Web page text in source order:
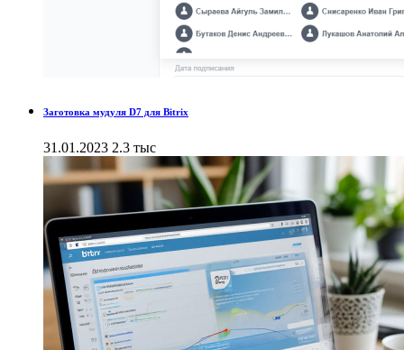
Заготовка мудуля D7 для Bitrix
31.01.2023 2.3 тыс